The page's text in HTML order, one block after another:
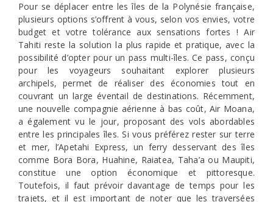
Pour se déplacer entre les îles de la Polynésie française,
plusieurs options s’offrent à vous, selon vos envies, votre
budget et votre tolérance aux sensations fortes ! Air
Tahiti reste la solution la plus rapide et pratique, avec la
possibilité d’opter pour un pass multi-îles. Ce pass, conçu
pour les voyageurs souhaitant explorer plusieurs
archipels, permet de réaliser des économies tout en
couvrant un large éventail de destinations. Récemment,
une nouvelle compagnie aérienne à bas coût, Air Moana,
a également vu le jour, proposant des vols abordables
entre les principales îles. Si vous préférez rester sur terre
et mer, l’Apetahi Express, un ferry desservant des îles
comme Bora Bora, Huahine, Raiatea, Taha’a ou Maupiti,
constitue une option économique et pittoresque.
Toutefois, il faut prévoir davantage de temps pour les
trajets, et il est important de noter que les traversées